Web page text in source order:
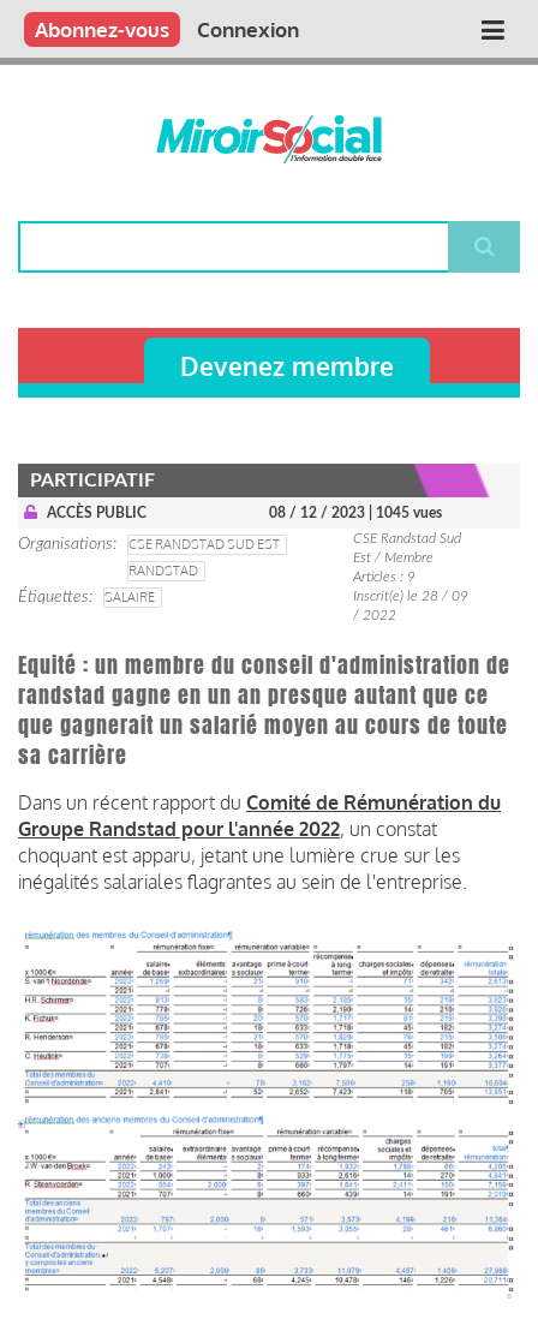
Aller
contenu
Main
Qui sommes nous ?
Vous publiez
Nous publions
Contactez-nous
Abonnez-vous Connexion
Devenez membre
PARTICIPATIF
ACCÈS PUBLIC 08 / 12 / 2023 | 1045 vues
Organisations
CSE RANDSTAD SUD EST
RANDSTAD
Étiquettes
SALAIRE
CSE Randstad Sud
Est / Membre
Articles : 9
Inscrit(e) le 28 / 09
/ 2022
Equité : un membre du conseil d'administration de
randstad gagne en un an presque autant que ce
que gagnerait un salarié moyen au cours de toute
sa carrière
Dans un récent rapport du Comité de Rémunération du
Groupe Randstad pour l'année 2022, un constat
choquant est apparu, jetant une lumière crue sur les
inégalités salariales flagrantes au sein de l'entreprise.